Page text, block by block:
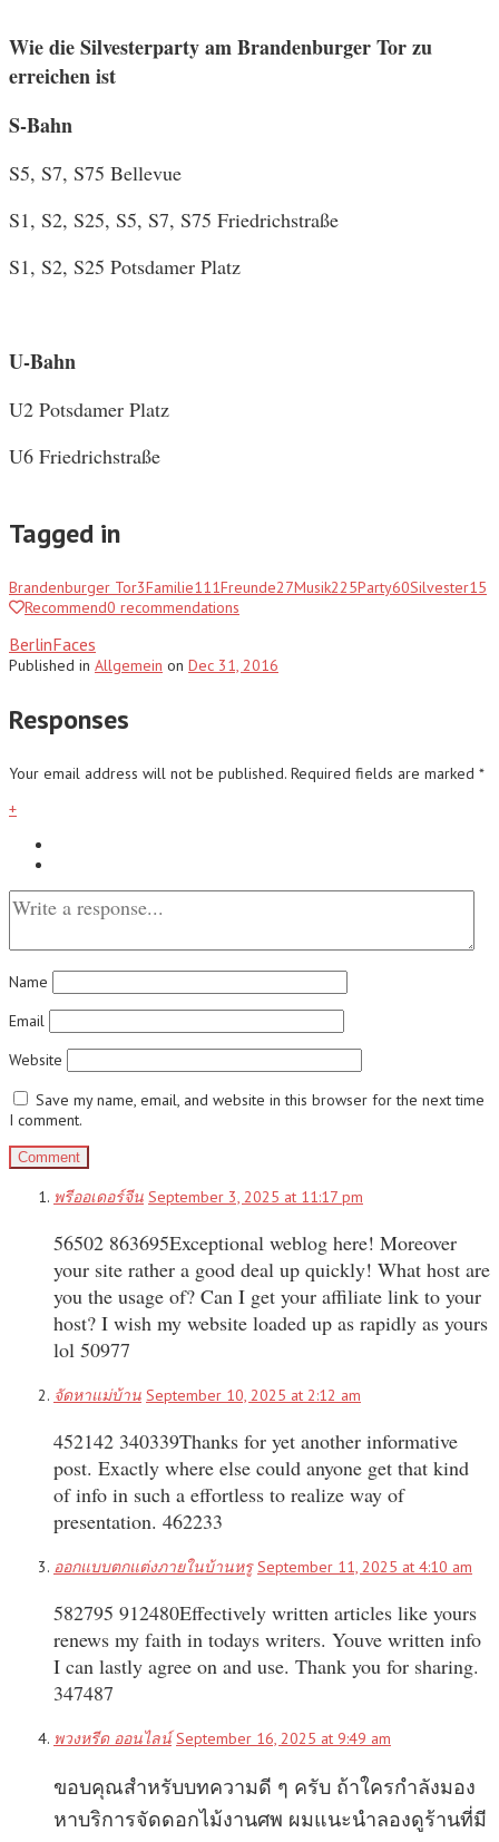
Wie die Silvesterparty am Brandenburger Tor zu
erreichen ist
S-Bahn
S5, S7, S75 Bellevue
S1, S2, S25, S5, S7, S75 Friedrichstraße
S1, S2, S25 Potsdamer Platz
U-Bahn
U2 Potsdamer Platz
U6 Friedrichstraße
Tagged in
Brandenburger Tor3Familie111Freunde27Musik225Party60Silvester15
Recommend0 recommendations
BerlinFaces
Published in Allgemein on Dec 31, 2016
Responses
Your email address will not be published. Required fields are marked *
+
Name
Email
Website
Save my name, email, and website in this browser for the next time
I comment.
พรีออเดอร์จีน September 3, 2025 at 11:17 pm
56502 863695Exceptional weblog here! Moreover
your site rather a good deal up quickly! What host are
you the usage of? Can I get your affiliate link to your
host? I wish my website loaded up as rapidly as yours
lol 50977
จัดหาแม่บ้าน September 10, 2025 at 2:12 am
452142 340339Thanks for yet another informative
post. Exactly where else could anyone get that kind
of info in such a effortless to realize way of
presentation. 462233
ออกแบบตกแต่งภายในบ้านหรู September 11, 2025 at 4:10 am
582795 912480Effectively written articles like yours
renews my faith in todays writers. Youve written info
I can lastly agree on and use. Thank you for sharing.
347487
พวงหรีด ออนไลน์ September 16, 2025 at 9:49 am
ขอบคุณสำหรับบทความดี ๆ ครับ ถ้าใครกำลังมอง
หาบริการจัดดอกไม้งานศพ ผมแนะนำลองดูร้านที่มี